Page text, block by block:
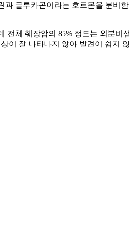
글루카곤이라는 호르몬을 분비
체 췌장암의 85% 정도는 외분비
이 잘 나타나지 않아 발견이 쉽지